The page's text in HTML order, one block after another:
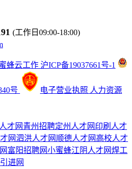
(工作日09:00-18:00)
蜂云工作 沪ICP备19037661号-1
号 电子营业执照 人力资源
才网 青州招聘定州人才网 印刷人才
网泗洪人才网 顺德人才网 高校人才
富阳招聘网小蜜蜂江阴人才网焊工
进网